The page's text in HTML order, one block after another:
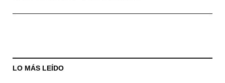
LO MÁS LEÍDO